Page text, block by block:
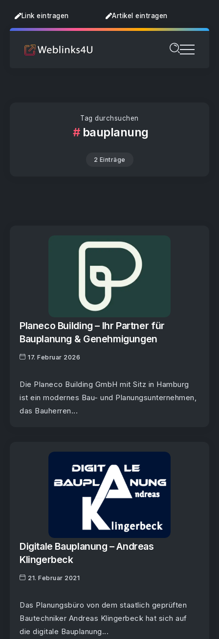
Link eintragen Artikel eintragen
Tag durchsuchen
bauplanung
2 Einträge
Planeco Building – Ihr Partner für
Bauplanung & Genehmigungen
17. Februar 2026
Die Planeco Building GmbH mit Sitz in Hamburg
ist ein modernes Bau- und Planungsunternehmen,
das Bauherren...
Digitale Bauplanung – Andreas
Klingerbeck
21. Februar 2021
Das Planungsbüro von dem staatlich geprüften
Bautechniker Andreas Klingerbeck hat sich auf
die digitale Bauplanung...